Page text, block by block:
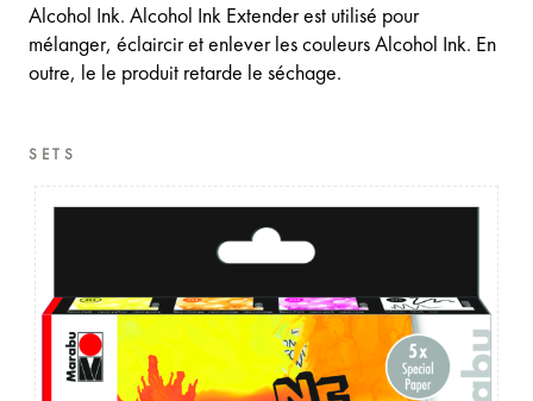
Alcohol Ink. Alcohol Ink Extender est utilisé pour
mélanger, éclaircir et enlever les couleurs Alcohol Ink. En
outre, le le produit retarde le séchage.
SETS